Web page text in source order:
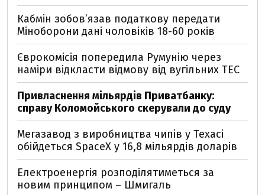
Кабмін зобовʼязав податкову передати
Міноборони дані чоловіків 18-60 років
Єврокомісія попередила Румунію через
наміри відкласти відмову від вугільних ТЕС
Привласнення мільярдів Приватбанку:
справу Коломойського скерували до суду
Мегазавод з виробництва чипів у Техасі
обійдеться SpaceX у 16,8 мільярдів доларів
Електроенергія розподілятиметься за
новим принципом – Шмигаль